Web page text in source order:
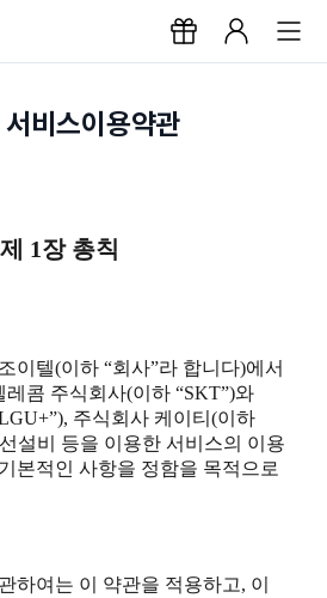
비스이용약관
제 1장 총칙
이텔(이하 “회사”라 합니다)에서
콤 주식회사(이하 “SKT”)와
주식회사 케이티(이하
설비 등을 이용한 서비스의 이용
본적인 사항을 정함을 목적으로
하여는 이 약관을 적용하고, 이